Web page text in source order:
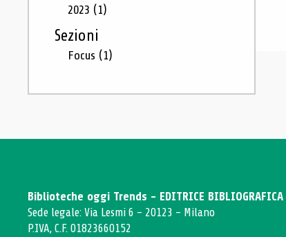
2023 (1)
Sezioni
Focus (1)
Biblioteche oggi Trends - EDITRICE
Sede legale: Via Lesmi 6 - 20123 - Milano
P.IVA, C.F. 01823660152